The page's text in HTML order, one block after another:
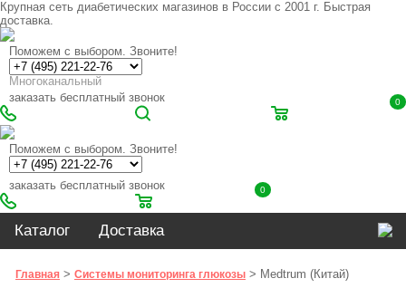
Крупная сеть диабетических магазинов в России с 2001 г. Быстрая
доставка.
Поможем с выбором. Звоните!
Многоканальный
заказать бесплатный звонок
0
Поможем с выбором. Звоните!
заказать бесплатный звонок 0
Каталог Доставка
Главная > Системы мониторинга глюкозы > Medtrum (Китай)